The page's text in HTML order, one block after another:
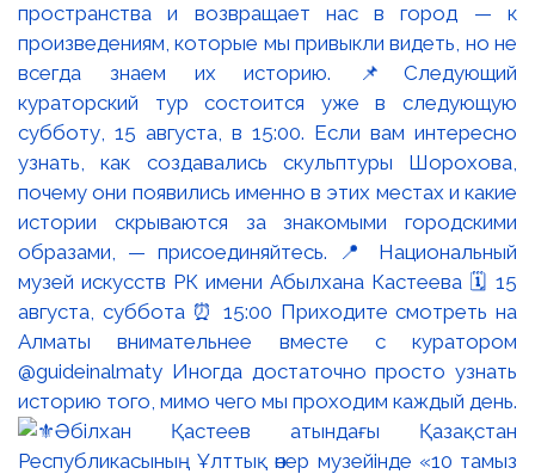
пространства и возвращает нас в город — к
произведениям, которые мы привыкли видеть, но не
всегда знаем их историю. 📌Следующий
кураторский тур состоится уже в следующую
субботу, 15 августа, в 15:00. Если вам интересно
узнать, как создавались скульптуры Шорохова,
почему они появились именно в этих местах и какие
истории скрываются за знакомыми городскими
образами, — присоединяйтесь. 📍 Национальный
музей искусств РК имени Абылхана Кастеева 🗓 15
августа, суббота ⏰ 15:00 Приходите смотреть на
Алматы внимательнее вместе с куратором
@guideinalmaty Иногда достаточно просто узнать
историю того, мимо чего мы проходим каждый день.